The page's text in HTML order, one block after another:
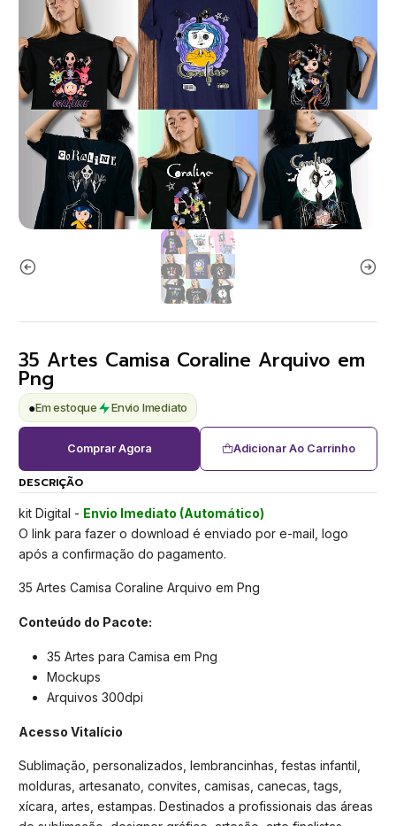
35 Artes Camisa Coraline Arquivo em
Png
●Em estoque Envio Imediato
Adicionar Ao Carrinho
Comprar Agora
DESCRIÇÃO
kit Digital - Envio Imediato (Automático)
O link para fazer o download é enviado por e-mail, logo
após a confirmação do pagamento.
35 Artes Camisa Coraline Arquivo em Png
Conteúdo do Pacote:
35 Artes para Camisa em Png
Mockups
Arquivos 300dpi
Acesso Vitalício
Sublimação, personalizados, lembrancinhas, festas infantil,
molduras, artesanato, convites, camisas, canecas, tags,
xícara, artes, estampas. Destinados a profissionais das áreas